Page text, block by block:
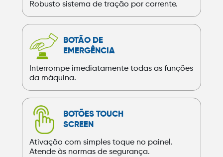
Robusto sistema de tração por corrente.
BOTÃO DE
EMERGÊNCIA
Interrompe imediatamente todas as funções
da máquina.
BOTÕES TOUCH
SCREEN
Ativação com simples toque no painel.
Atende às normas de segurança.